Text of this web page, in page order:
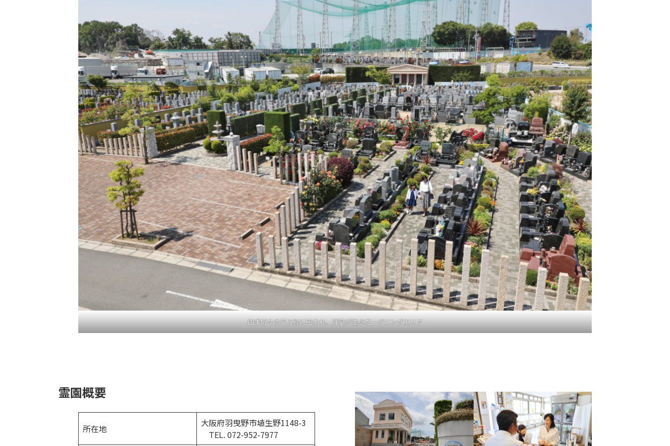
四季折々の花と緑に囲まれ、洋墓が並ぶガーデニングエリア
霊園概要
所在地
大阪府羽曳野市埴生野1148-3
TEL. 072-952-7977